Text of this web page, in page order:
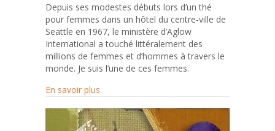
Depuis ses modestes débuts lors d’un thé
pour femmes dans un hôtel du centre-ville de
Seattle en 1967, le ministère d’Aglow
International a touché littéralement des
millions de femmes et d’hommes à travers le
monde. Je suis l’une de ces femmes.
En savoir plus